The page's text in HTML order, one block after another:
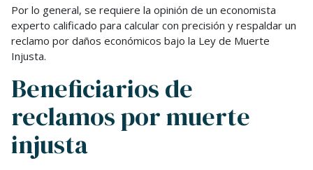
Por lo general, se requiere la opinión de un economista
experto calificado para calcular con precisión y respaldar un
reclamo por daños económicos bajo la Ley de Muerte
Injusta.
Beneficiarios de
reclamos por muerte
injusta